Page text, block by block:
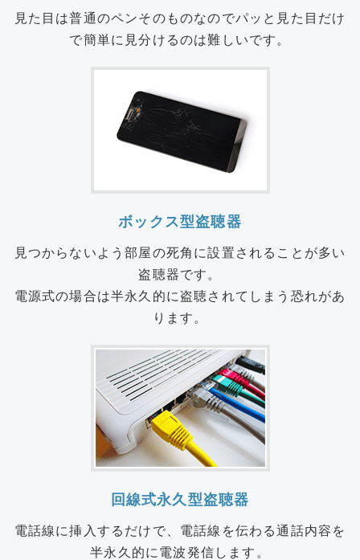
見た目は普通のペンそのものなのでパッと見た目だけ
で簡単に見分けるのは難しいです。
ボックス型盗聴器
見つからないよう部屋の死角に設置されることが多い
盗聴器です。
電源式の場合は半永久的に盗聴されてしまう恐れがあ
ります。
回線式永久型盗聴器
電話線に挿入するだけで、電話線を伝わる通話内容を
半永久的に電波発信します。